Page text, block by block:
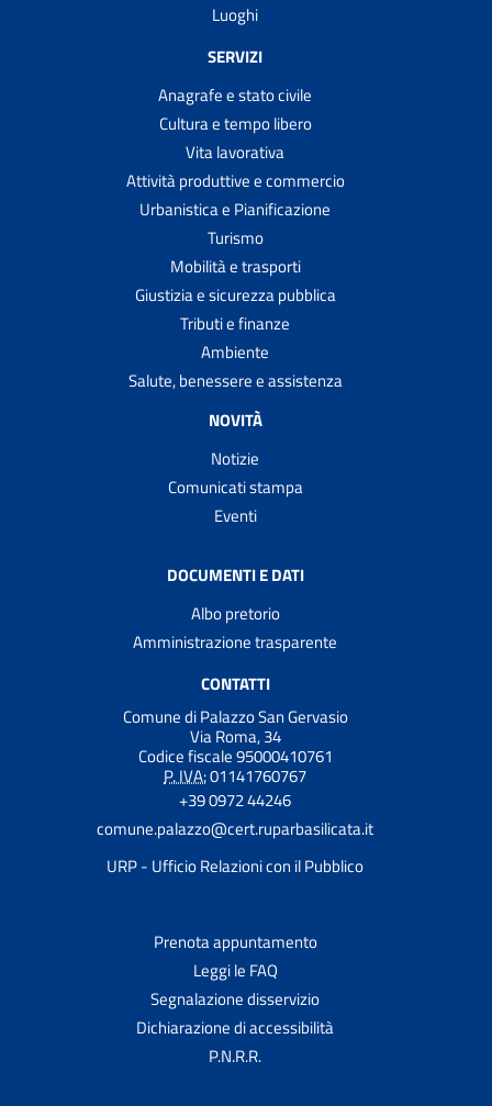
Luoghi
SERVIZI
Anagrafe e stato civile
Cultura e tempo libero
Vita lavorativa
Attività produttive e commercio
Urbanistica e Pianificazione
Turismo
Mobilità e trasporti
Giustizia e sicurezza pubblica
Tributi e finanze
Ambiente
Salute, benessere e assistenza
NOVITÀ
Notizie
Comunicati stampa
Eventi
DOCUMENTI E DATI
Albo pretorio
Amministrazione trasparente
CONTATTI
Comune di Palazzo San Gervasio
Via Roma, 34
Codice fiscale 95000410761
P. IVA:01141760767
+39 0972 44246
comune.palazzo@cert.ruparbasilicata.it
URP - Ufficio Relazioni con il Pubblico
Prenota appuntamento
Leggi le FAQ
Segnalazione disservizio
Dichiarazione di accessibilità
P.N.R.R.